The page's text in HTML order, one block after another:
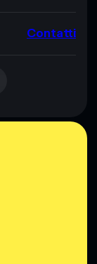
Contatti